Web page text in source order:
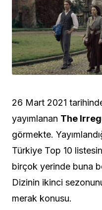
26 Mart 2021
yayımlanan The
görmekte.
Türkiye Top 10
birçok yerinde buna
Dizinin ikinci
merak konusu.